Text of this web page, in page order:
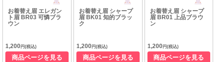
お着替え眉 エレガン
ト眉 BR03 可憐ブラ
ウン
1,200 円(税込)
商品ページを見る
お着替え眉 シャープ
眉 BK01 知的ブラッ
ク
1,200円(税込)
商品ページを見る
お着替え眉 シャープ
眉 BR01 上品ブラウ
ン
1,200円(税込)
商品ページを見る